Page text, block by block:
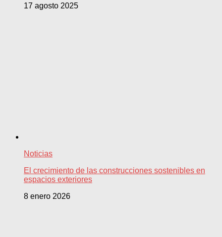
17 agosto 2025
Noticias
El crecimiento de las construcciones sostenibles en
espacios exteriores
8 enero 2026